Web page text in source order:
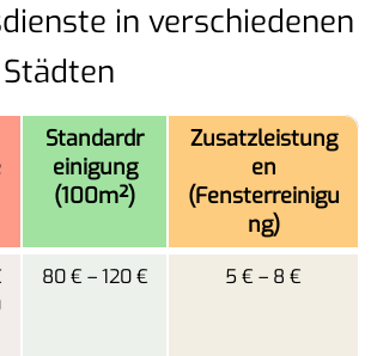
in verschiedenen
Standardr
einigung
(100m²)
Zusatzleistung
en
(Fensterreinigu
ng)
80 € – 120 € 5 € – 8 €